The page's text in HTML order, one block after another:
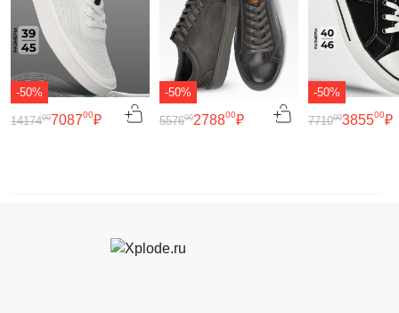
-50%
708700₽
1417400
-50%
278800₽
557600
-50%
385500₽
771000